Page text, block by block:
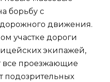
борьбу с
движения.
участке дороги
экипажей,
все проезжающие
подозрительных